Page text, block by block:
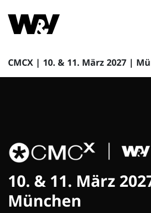
CMCX | 10. & 11. März 2027 |
10. & 11. März
München